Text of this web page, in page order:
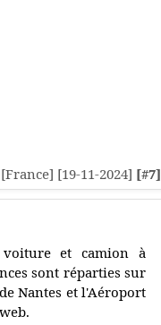
[19-11-2024] [#7]
voiture et camion à
sont réparties sur
Nantes et l'Aéroport